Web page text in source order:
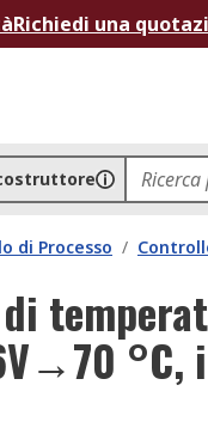
Richiedi una
di Processo /
°C,